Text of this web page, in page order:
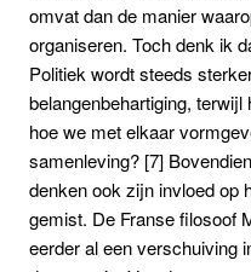
omvat dan de manier
organiseren. Toch denk ik
Politiek wordt steeds
belangenbehartiging,
hoe we met elkaar
samenleving? [7]
denken ook zijn invloed op
gemist. De Franse filosoof
eerder al een verschuiving